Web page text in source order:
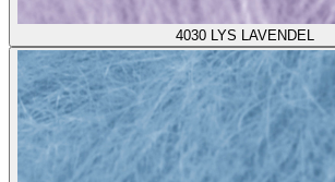
4030 LYS LAVENDEL